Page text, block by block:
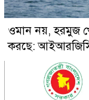
ওমান নয়, হরমুজ
করছে: